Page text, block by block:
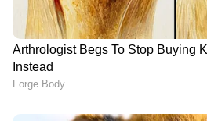
DOWNLOAD APP
കേരളത്തിലെ എല്ലാ
Newsഅറിയാൻ എപ്പോഴും
ന്യൂസ് വാർത്തകൾ.